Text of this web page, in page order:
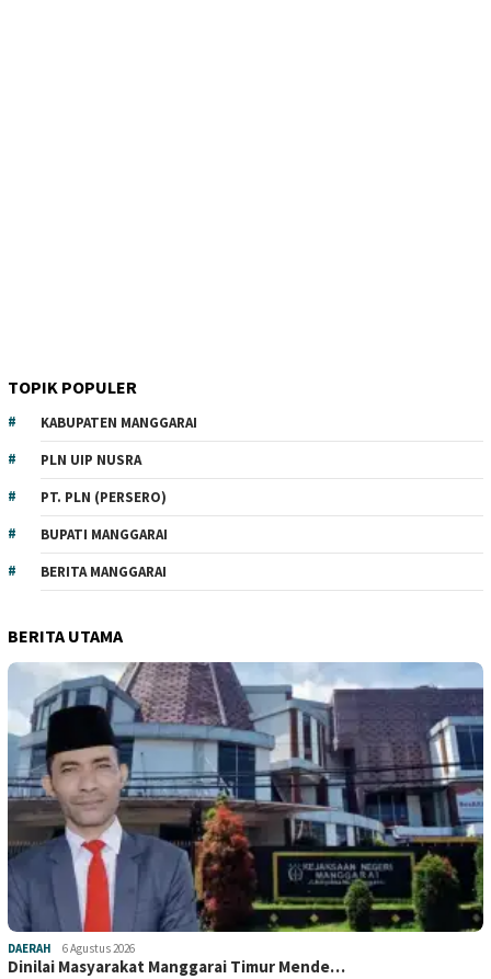
TOPIK POPULER
KABUPATEN MANGGARAI
PLN UIP NUSRA
PT. PLN (PERSERO)
BUPATI MANGGARAI
BERITA MANGGARAI
BERITA UTAMA
DAERAH 6 Agustus 2026
Dinilai Masyarakat Manggarai Timur Mende…